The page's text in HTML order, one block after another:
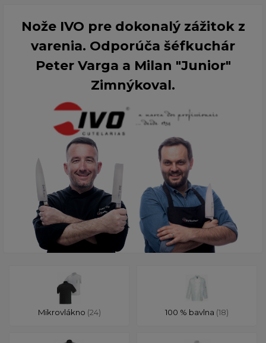
Nože IVO pre dokonalý zážitok z
varenia. Odporúča šéfkuchár
Peter Varga a Milan "Junior"
Zimnýkoval.
Mikrovlákno (24) 100 % bavlna (18)